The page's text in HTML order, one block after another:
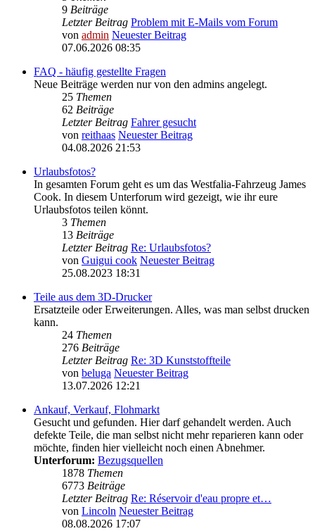
9 Beiträge
Letzter Beitrag Problem mit E-Mails vom Forum
von admin Neuester Beitrag
07.06.2026 08:35
FAQ - häufig gestellte Fragen
Neue Beiträge werden nur von den admins angelegt.
25 Themen
62 Beiträge
Letzter Beitrag Fahrer gesucht
von reithaas Neuester Beitrag
04.08.2026 21:53
Urlaubsfotos?
In gesamten Forum geht es um das Westfalia-Fahrzeug James
Cook. In diesem Unterforum wird gezeigt, wie ihr eure
Urlaubsfotos teilen könnt.
3 Themen
13 Beiträge
Letzter Beitrag Re: Urlaubsfotos?
von Guigui cook Neuester Beitrag
25.08.2023 18:31
Teile aus dem 3D-Drucker
Ersatzteile oder Erweiterungen. Alles, was man selbst drucken
kann.
24 Themen
276 Beiträge
Letzter Beitrag Re: 3D Kunststoffteile
von beluga Neuester Beitrag
13.07.2026 12:21
Ankauf, Verkauf, Flohmarkt
Gesucht und gefunden. Hier darf gehandelt werden. Auch
defekte Teile, die man selbst nicht mehr reparieren kann oder
möchte, finden hier vielleicht noch einen Abnehmer.
Unterforum: Bezugsquellen
1878 Themen
6773 Beiträge
Letzter Beitrag Re: Réservoir d'eau propre et…
von Lincoln Neuester Beitrag
08.08.2026 17:07